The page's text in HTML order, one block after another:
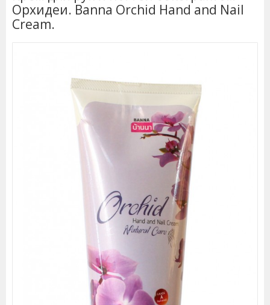
Орхидеи. Banna Orchid Hand and Nail
Cream.